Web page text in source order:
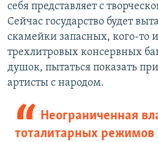
себя представляет с
Сейчас государство будет
скамейки запасных, кого-то
трехлитровых консервных
душок, пытаться показать
артисты с народом.
Неограниченная
тоталитарных режимов